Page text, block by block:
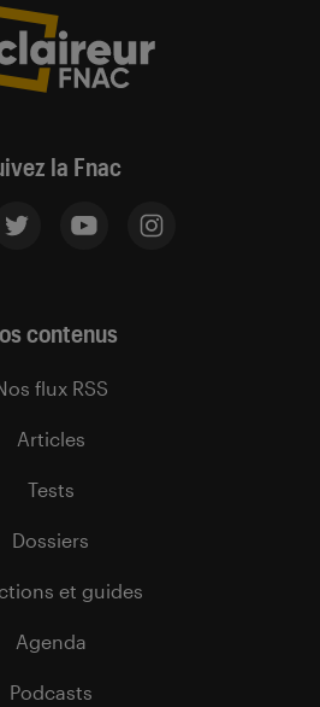
la Fnac
contenus
flux RSS
Articles
Tests
Dossiers
et guides
Agenda
Podcasts